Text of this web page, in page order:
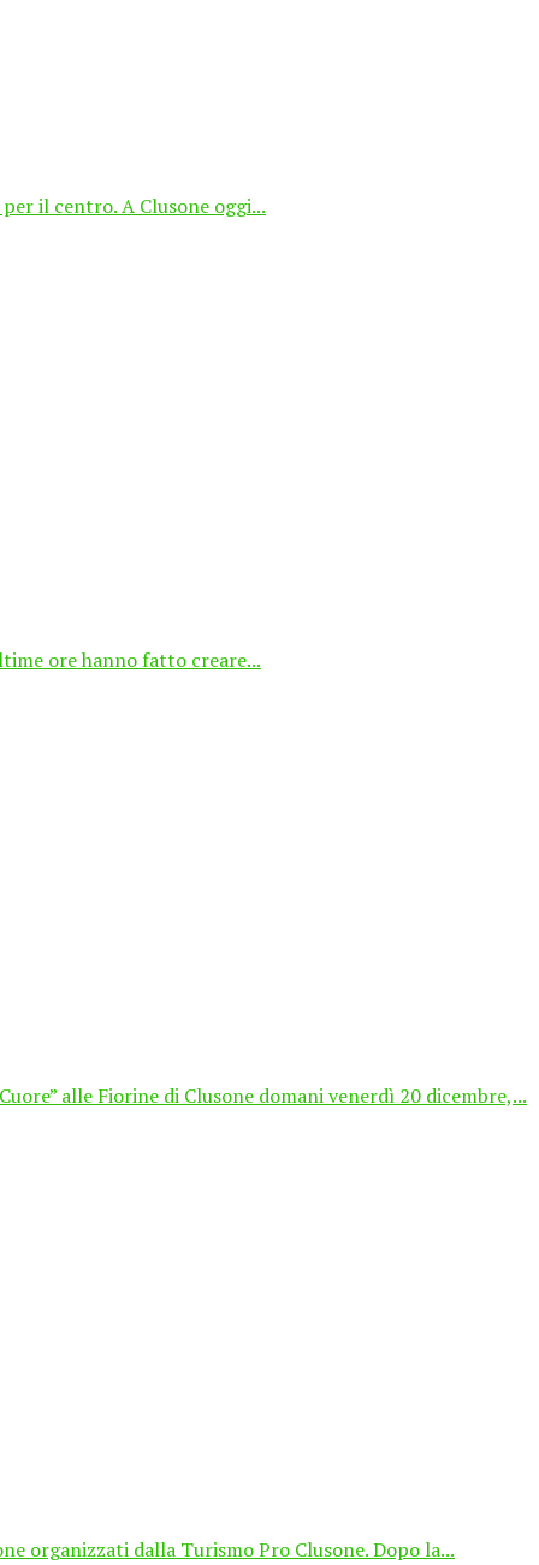
il centro. A Clusone oggi...
ore hanno fatto creare...
alle Fiorine di Clusone domani venerdì 20 dicembre,...
organizzati dalla Turismo Pro Clusone. Dopo la...